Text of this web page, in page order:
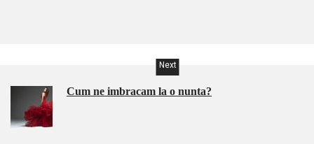
Next
Cum ne imbracam la o nunta?